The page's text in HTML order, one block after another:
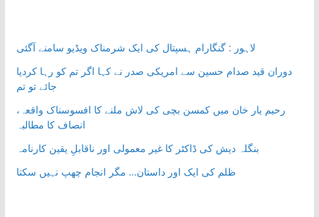
لاہور : گنگارام ہسپتال کی ایک شرمناک ویڈیو سامنے آگئی
دوران قید صدام حسین سے امریکی صدر نے کہا اگر تم کو رہا کردیا
جائے تو تم
رحیم یار خان میں کمسن بچی کی لاش ملنے کا افسوسناک واقعہ،
انصاف کا مطالبہ
بنگلہ دیش کی ڈاکٹر کا غیر معمولی اور ناقابلِ یقین کارنامہ
ظلم کی ایک اور داستان… مگر انجام چھپ نہیں سکتا